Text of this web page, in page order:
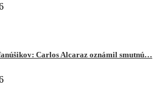
Carlos Alcaraz oznámil smutnú…